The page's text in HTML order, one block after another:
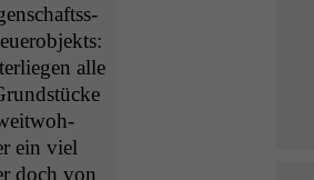
alle
ein viel
doch von